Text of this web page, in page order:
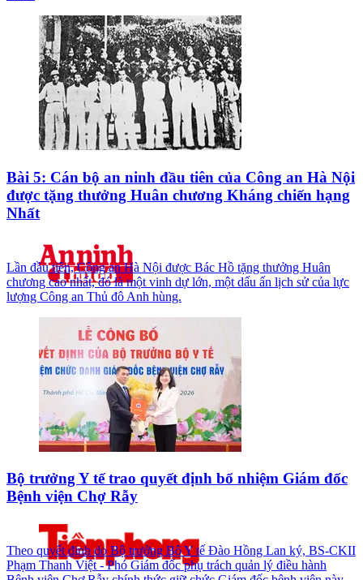
Bài 5: Cán bộ an ninh đầu tiên của Công an Hà Nội
được tặng thưởng Huân chương Kháng chiến hạng
Nhất
Lần đầu tiên, Công an Hà Nội được Bác Hồ tặng thưởng Huân
chương cao nhất, đó là một vinh dự lớn, một dấu ấn lịch sử của lực
lượng Công an Thủ đô Anh hùng.
Bộ trưởng Y tế trao quyết định bổ nhiệm Giám đốc
Bệnh viện Chợ Rẫy
Theo quyết định do Bộ trưởng Bộ Y tế Đào Hồng Lan ký, BS-CKII
Phạm Thanh Việt - Phó Giám đốc phụ trách quản lý điều hành